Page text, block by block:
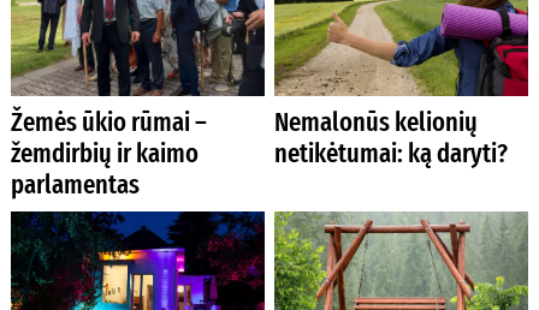
Žemės ūkio rūmai –
žemdirbių ir kaimo
parlamentas
Nemalonūs kelionių
netikėtumai: ką daryti?